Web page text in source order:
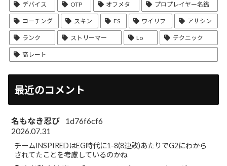
デバイス OTP オフメタ プロプレイヤー名鑑
コーチング スキン FS ワイリフ アサシン
ランク ストリーマー Lo テクニック
高レート
最近のコメント
名もなき忍び
1d76f6cf6
2026.07.31
チームINSPIREDはEG時代に1-8(8連敗)あたりでG2にわから
されてたことを考慮しているのかね